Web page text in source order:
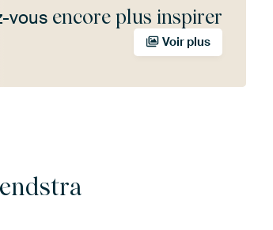
vous encore plus inspirer
Voir plus